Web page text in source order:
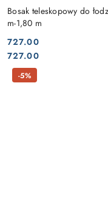
Bosak teleskopowy do
m-1,80 m
Cena:
727.00
Cena:
727.00
-5%